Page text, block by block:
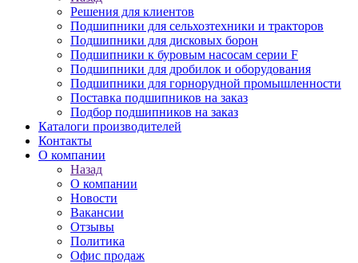
Решения для клиентов
Подшипники для сельхозтехники и тракторов
Подшипники для дисковых борон
Подшипники к буровым насосам серии F
Подшипники для дробилок и оборудования
Подшипники для горнорудной промышленности
Поставка подшипников на заказ
Подбор подшипников на заказ
Каталоги производителей
Контакты
О компании
Назад
О компании
Новости
Вакансии
Отзывы
Политика
Офис продаж